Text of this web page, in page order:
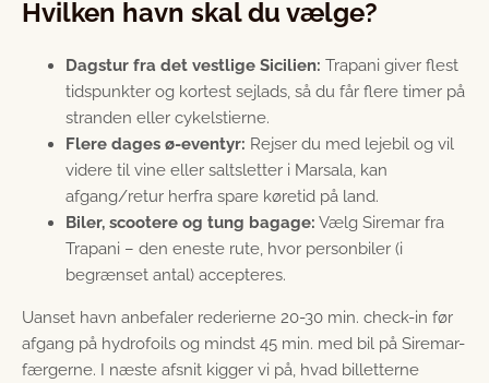
Hvilken havn skal du vælge?
Dagstur fra det vestlige Sicilien: Trapani giver flest
tidspunkter og kortest sejlads, så du får flere timer på
stranden eller cykelstierne.
Flere dages ø-eventyr: Rejser du med lejebil og vil
videre til vine eller saltsletter i Marsala, kan
afgang/retur herfra spare køretid på land.
Biler, scootere og tung bagage: Vælg Siremar fra
Trapani – den eneste rute, hvor personbiler (i
begrænset antal) accepteres.
Uanset havn anbefaler rederierne 20-30 min. check-in før
afgang på hydrofoils og mindst 45 min. med bil på Siremar-
færgerne. I næste afsnit kigger vi på, hvad billetterne